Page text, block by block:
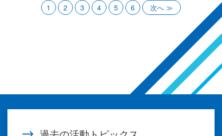
1 2 3 4 5 6 次へ ≫